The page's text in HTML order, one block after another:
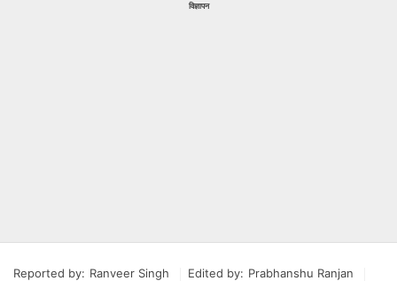
विज्ञापन
Reported by: Ranveer Singh Edited by: Prabhanshu Ranjan